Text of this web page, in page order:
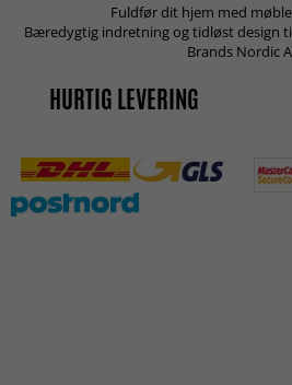
Fuldfør dit hjem med
Bæredygtig indretning og tidløst design
Brands Nordic
HURTIG LEVERING